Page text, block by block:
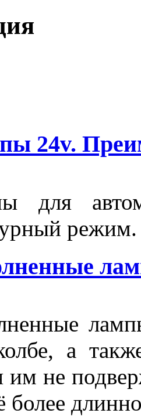
24v.
для
а
им не
более